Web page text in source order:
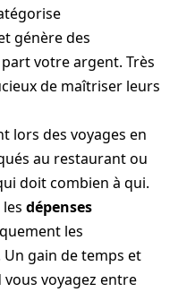
génère des
votre argent. Très
de maîtriser leurs
lors des voyages en
au restaurant ou
doit combien à qui.
dépenses
les
gain de temps et
voyagez entre